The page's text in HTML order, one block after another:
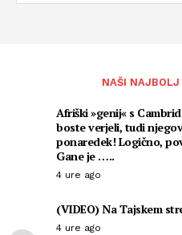
NAŠI
Afriški »genij« s
boste verjeli, tudi
ponaredek! Logično,
Gane je …..
4 ure ago
(VIDEO) Na Tajskem
4 ure ago